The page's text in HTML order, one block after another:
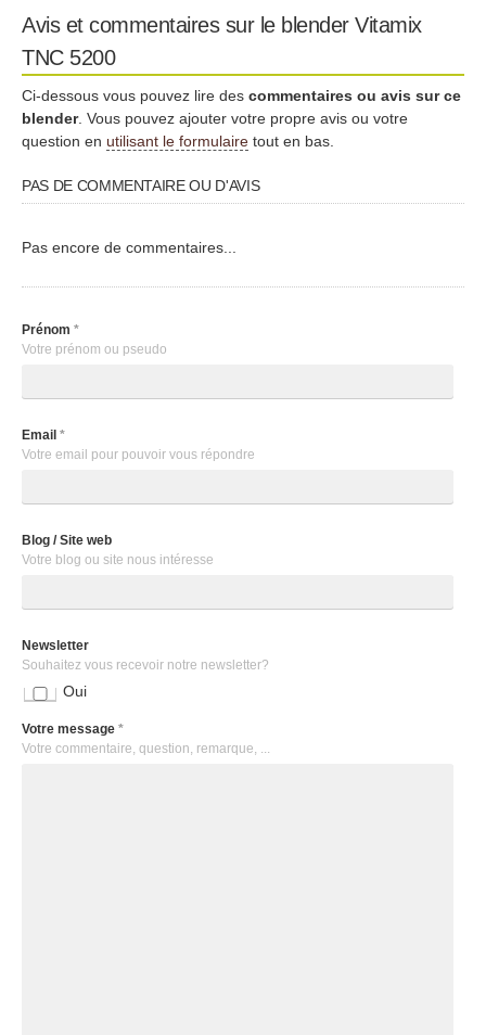
Avis et commentaires sur le blender Vitamix
TNC 5200
Ci-dessous vous pouvez lire des commentaires ou avis sur ce
blender. Vous pouvez ajouter votre propre avis ou votre
question en utilisant le formulaire tout en bas.
PAS DE COMMENTAIRE OU D'AVIS
Pas encore de commentaires...
Prénom *
Votre prénom ou pseudo
Email *
Votre email pour pouvoir vous répondre
Blog / Site web
Votre blog ou site nous intéresse
Newsletter
Souhaitez vous recevoir notre newsletter?
Oui
Votre message *
Votre commentaire, question, remarque, ...